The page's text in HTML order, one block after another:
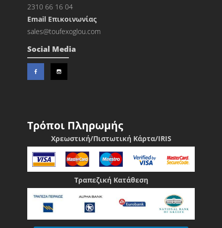
2310 66 16 04
Εmail Επικοινωνίας
sales@toufexoglou.com
Social Media
Τρόποι Πληρωμής
Χρεωστική/Πιστωτική Κάρτα/IRIS
Τραπεζική Κατάθεση